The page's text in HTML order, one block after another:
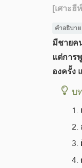
[เศาะฮี
คำอธิบาย​
มีชายค
แต่การ
องครั้ง
บ